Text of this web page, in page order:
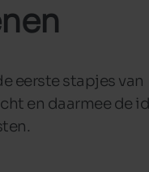
en magasins
eerste stapjes van
en daarmee de